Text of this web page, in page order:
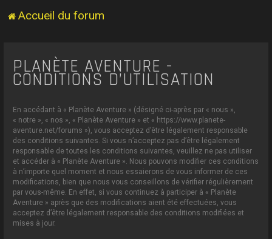
Accueil du forum
PLANÈTE AVENTURE -
CONDITIONS D’UTILISATION
En accédant à « Planète Aventure » (désigné ci-après par « nous »,
« notre », « nos », « Planète Aventure » et « https://www.planete-
aventure.net/forums »), vous acceptez d’être légalement responsable
des conditions suivantes. Si vous n’acceptez pas d’être légalement
responsable de toutes les conditions suivantes, veuillez ne pas utiliser
et accéder à « Planète Aventure ». Nous pouvons modifier ces conditions
à n’importe quel moment et nous essaierons de vous informer de ces
modifications, bien que nous vous conseillons de vérifier régulièrement
par vous-même. En effet, si vous continuez à participer à « Planète
Aventure » après que des modifications aient été effectuées, vous
acceptez d’être légalement responsable des conditions modifiées et
mises à jour.